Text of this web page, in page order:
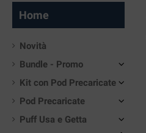
Home
Novità
Bundle - Promo
Kit con Pod Precaricate
Pod Precaricate
Puff Usa e Getta